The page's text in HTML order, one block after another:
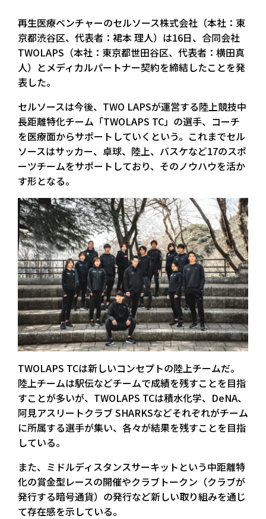
再生医療ベンチャーのセルソース株式会社（本社：東
京都渋谷区、代表者：裙本 理人）は16日、合同会社
TWOLAPS（本社：東京都世田谷区、代表者：横田真
人）とメディカルパートナー契約を締結したことを発
表した。
セルソースは今後、TWO LAPSが運営する陸上競技中
長距離特化チーム「TWOLAPS TC」の選手、コーチ
を医療面からサポートしていくという。これまでセル
ソースはサッカー、卓球、陸上、バスケなど17のスポ
ーツチームをサポートしており、そのノウハウを活か
す形となる。
TWOLAPS TCは新しいコンセプトの陸上チームだ。
陸上チームは駅伝などチームで成績を残すことを目指
すことが多いが、TWOLAPS TCは積水化学、DeNA、
阿見アスリートクラブ SHARKSなどそれぞれがチーム
に所属する選手が集い、各々が結果を残すことを目指
している。
また、ミドルディスタンスサーキットという中距離特
化の賞金型レースの開催やクラブトークン（クラブが
発行する暗号通貨）の発行など新しい取り組みを通じ
て存在感を示している。